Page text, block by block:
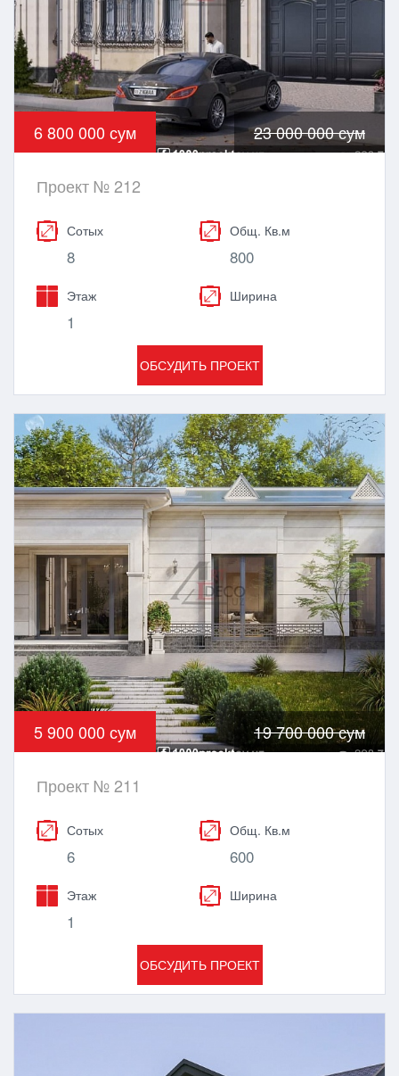
6 800 000 сум 23 000 000 сум
Проект № 212
Сотых
8
Общ. Кв.м
800
Этаж
1
Ширина
ОБСУДИТЬ ПРОЕКТ
5 900 000 сум 19 700 000 сум
Проект № 211
Сотых
6
Общ. Кв.м
600
Этаж
1
Ширина
ОБСУДИТЬ ПРОЕКТ